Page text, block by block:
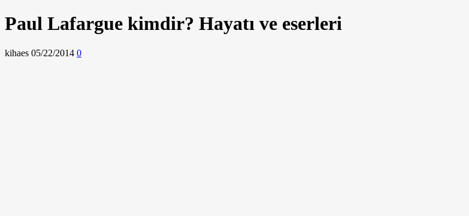
Paul Lafargue kimdir? Hayatı ve eserleri
kihaes 05/22/2014 0